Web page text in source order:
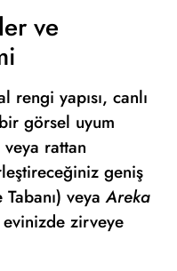
ve
rengi yapısı, canlı
görsel uyum
rattan
geniş
Tabanı) veyaAreka
zirveye